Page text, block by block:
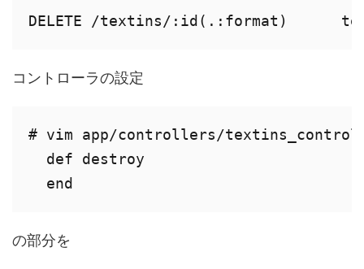
DELETE /textins/:id(.:format)
コントローラの設定
# vim app/controllers/
  def destroy
  end
の部分を